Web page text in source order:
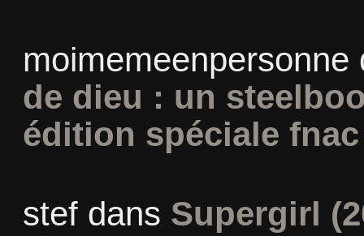
moimemeenpersonne
de dieu : un
édition spéciale
stefdans Supergirl